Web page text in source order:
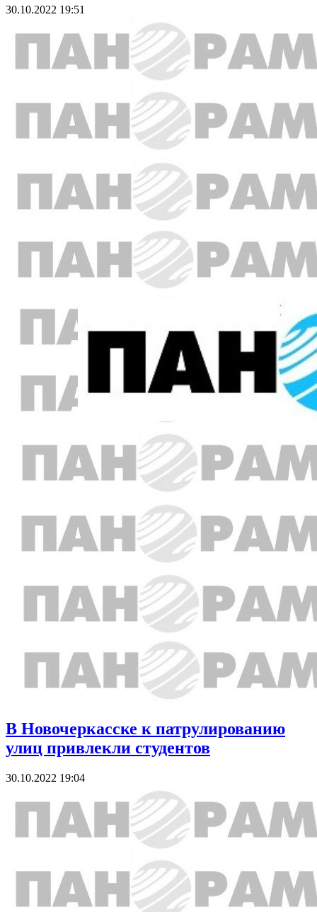
30.10.2022 19:51
В Новочеркасске к патрулированию
улиц привлекли студентов
30.10.2022 19:04